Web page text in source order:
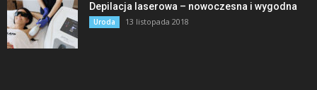
Depilacja laserowa – nowoczesna i wygodna
Uroda 13 listopada 2018